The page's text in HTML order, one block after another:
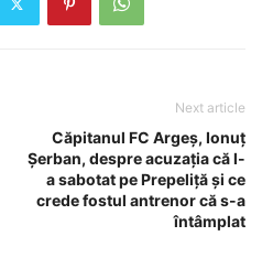
Next article
Căpitanul FC Argeș, Ionuț
Șerban, despre acuzația că l-
a sabotat pe Prepeliță și ce
crede fostul antrenor că s-a
întâmplat